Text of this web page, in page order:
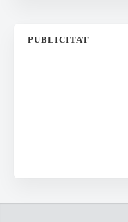
PUBLICITAT